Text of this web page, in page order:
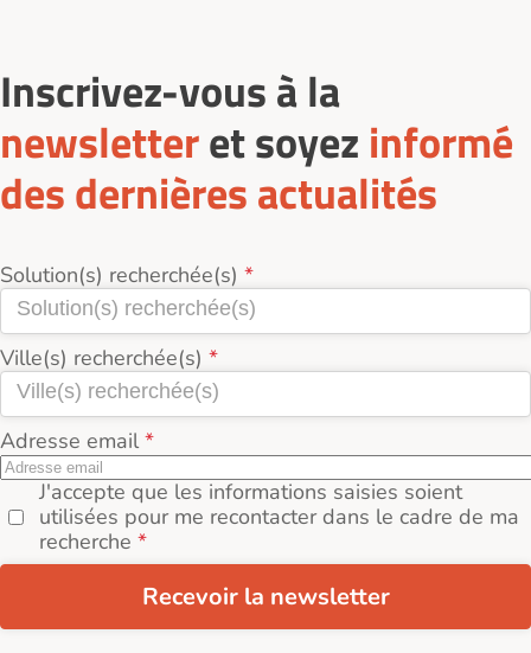
Inscrivez-vous à la
newsletteret soyez informé
des dernières actualités
Solution(s) recherchée(s)
Ville(s) recherchée(s)
Adresse email
J'accepte que les informations saisies soient
utilisées pour me recontacter dans le cadre de ma
recherche
Recevoir la newsletter